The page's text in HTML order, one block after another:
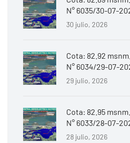
N° 6035/30-07-
30 julio, 2026
Cota: 82.92
N° 6034/29-07-
29 julio, 2026
Cota: 82.95
N° 6033/28-07-
28 julio, 2026